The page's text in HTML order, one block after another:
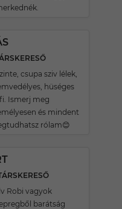
csupa sziv lélek,
hüséges
Ismerj meg
és mindent
rólam😊
Robi vagyok
barátság